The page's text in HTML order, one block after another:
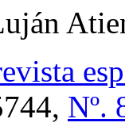
Nº.